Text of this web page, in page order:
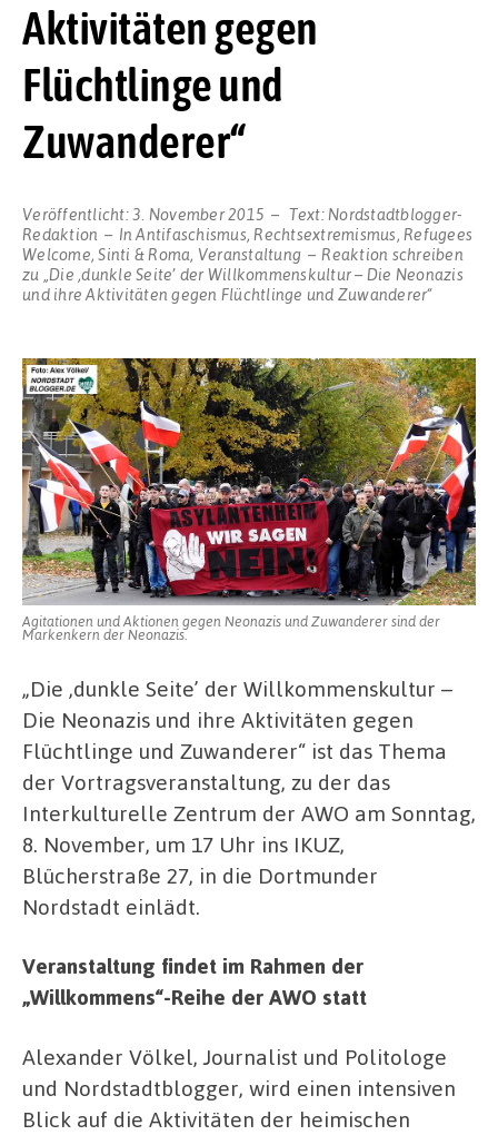
Aktivitäten gegen
Flüchtlinge und
Zuwanderer“
Veröffentlicht:3. November 2015 Text: Nordstadtblogger-
Redaktion
InAntifaschismus,Rechtsextremismus, Refugees
Welcome,Sinti & Roma, Veranstaltung
Reaktion schreiben
zu „Die ,dunkle Seite’ der Willkommenskultur – Die Neonazis
und ihre Aktivitäten gegen Flüchtlinge und Zuwanderer“
Agitationen und Aktionen gegen Neonazis und Zuwanderer sind der
Markenkern der Neonazis.
„Die ,dunkle Seite’ der Willkommenskultur –
Die Neonazis und ihre Aktivitäten gegen
Flüchtlinge und Zuwanderer“ ist das Thema
der Vortragsveranstaltung, zu der das
Interkulturelle Zentrum der AWO am Sonntag,
8. November, um 17 Uhr ins IKUZ,
Blücherstraße 27, in die Dortmunder
Nordstadt einlädt.
Veranstaltung findet im Rahmen der
„Willkommens“-Reihe der AWO statt
Alexander Völkel, Journalist und Politologe
und Nordstadtblogger, wird einen intensiven
Blick auf die Aktivitäten der heimischen